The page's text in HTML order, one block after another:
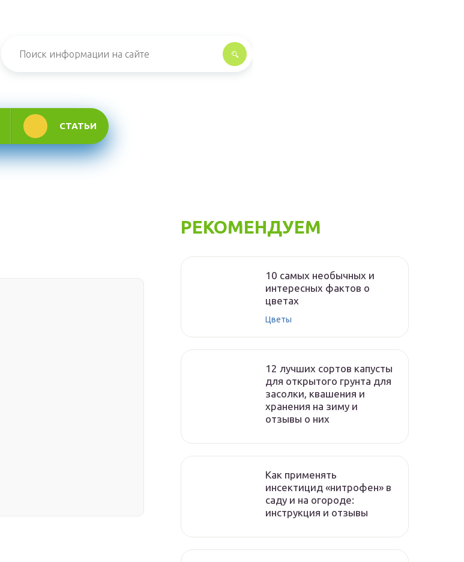
СТАТЬИ
РЕКОМЕНДУЕМ
10 самых необычных и
интересных фактов о
цветах
Цветы
12 лучших сортов капусты
для открытого грунта для
засолки, квашения и
хранения на зиму и
отзывы о них
Как применять
инсектицид «нитрофен» в
саду и на огороде:
инструкция и отзывы